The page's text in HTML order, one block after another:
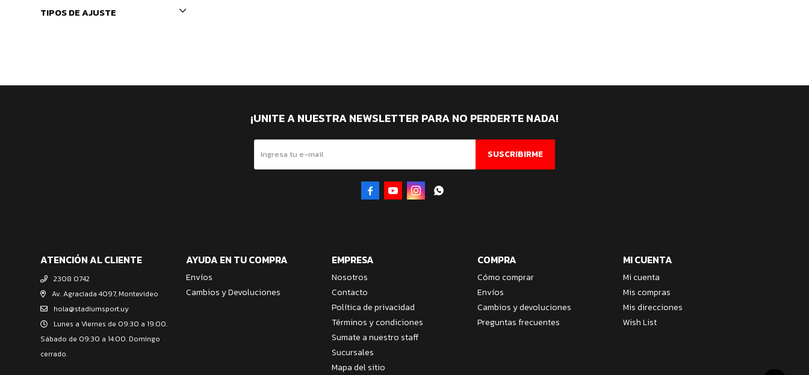
TIPOS DE AJUSTE
ATENCIÓN AL CLIENTE
2308 0742
Av. Agraciada 4097, Montevideo
hola@stadiumsport.uy
Lunes a Viernes de 09:30 a 19:00.
Sábado de 09:30 a 14:00. Domingo
cerrado.
AYUDA EN TU COMPRA
Envíos
Cambios y Devoluciones
EMPRESA
Nosotros
Contacto
Política de privacidad
Términos y condiciones
Sumate a nuestro staff
Sucursales
Mapa del sitio
COMPRA
Cómo comprar
Envíos
Cambios y devoluciones
Preguntas frecuentes
MI CUENTA
Mi cuenta
Mis compras
Mis direcciones
Wish List
¡UNITE A NUESTRA NEWSLETTER PARA NO PERDERTE NADA!
SUSCRIBIRME
   